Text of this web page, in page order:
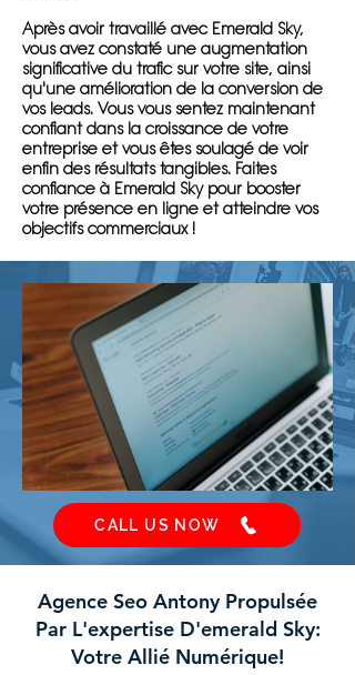
Après avoir travaillé avec Emerald Sky,
vous avez constaté une augmentation
significative du trafic sur votre site, ainsi
qu'une amélioration de la conversion de
vos leads. Vous vous sentez maintenant
confiant dans la croissance de votre
entreprise et vous êtes soulagé de voir
enfin des résultats tangibles. Faites
confiance à Emerald Sky pour booster
votre présence en ligne et atteindre vos
objectifs commerciaux !
CALL US NOW
Agence Seo Antony Propulsée
Par L'expertise D'emerald Sky:
Votre Allié Numérique!